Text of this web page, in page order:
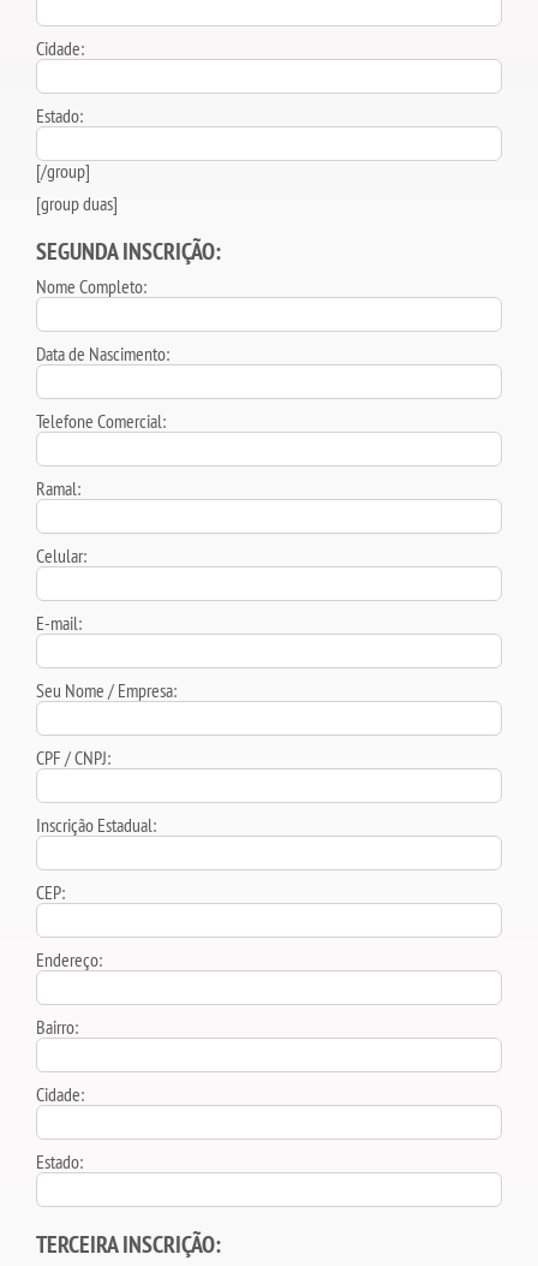
Cidade:
Estado:
[/group]
[group duas]
SEGUNDA INSCRIÇÃO:
Nome Completo:
Data de Nascimento:
Telefone Comercial:
Ramal:
Celular:
E-mail:
Seu Nome / Empresa:
CPF / CNPJ:
Inscrição Estadual:
CEP:
Endereço:
Bairro:
Cidade:
Estado:
TERCEIRA INSCRIÇÃO: